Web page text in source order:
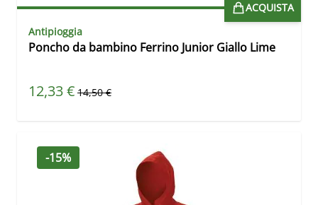
ACQUISTA
Antipioggia
Poncho da bambino Ferrino Junior Giallo Lime
Prezzo speciale
12,33 € Prezzo predefinito
14,50 €
-15%